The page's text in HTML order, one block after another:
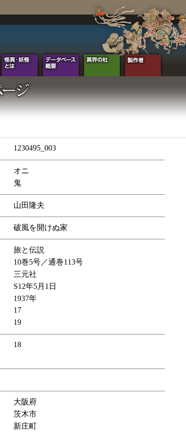
1230495_003
オニ
鬼
山田隆夫
破風を開けぬ家
旅と伝説
10巻5号／通巻113号
三元社
S12年5月1日
1937年
17
19
18
大阪府
茨木市
新庄町